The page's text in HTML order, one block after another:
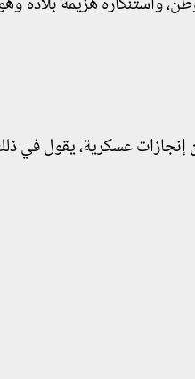
إنجازات عسكرية، يقول في